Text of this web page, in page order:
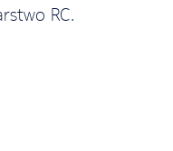
RC.